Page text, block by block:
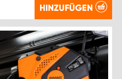
HINZUFÜGEN